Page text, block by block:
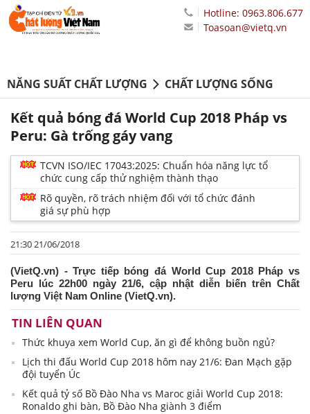
Hotline: 0963.806.677
Toasoan@vietq.vn
NĂNG SUẤT CHẤT LƯỢNG CHẤT LƯỢNG SỐNG
Kết quả bóng đá World Cup 2018 Pháp vs
Peru: Gà trống gáy vang
TCVN ISO/IEC 17043:2025: Chuẩn hóa năng lực tổ
chức cung cấp thử nghiệm thành thạo
Rõ quyền, rõ trách nhiệm đối với tổ chức đánh
giá sự phù hợp
21:30 21/06/2018
(VietQ.vn) - Trực tiếp bóng đá World Cup 2018 Pháp vs
Peru lúc 22h00 ngày 21/6, cập nhật diễn biến trên Chất
lượng Việt Nam Online (VietQ.vn).
TIN LIÊN QUAN
Thức khuya xem World Cup, ăn gì để không buồn ngủ?
Lịch thi đấu World Cup 2018 hôm nay 21/6: Đan Mạch gặp
đội tuyển Úc
Kết quả tỷ số Bồ Đào Nha vs Maroc giải World Cup 2018:
Ronaldo ghi bàn, Bồ Đào Nha giành 3 điểm